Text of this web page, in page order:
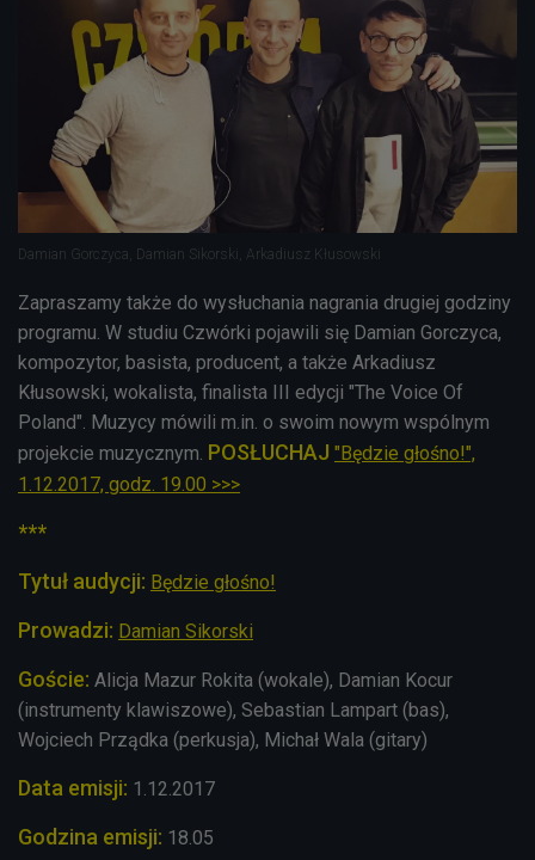
Damian Gorczyca, Damian Sikorski, Arkadiusz Kłusowski
Zapraszamy także do wysłuchania nagrania drugiej godziny
programu. W studiu Czwórki pojawili się Damian Gorczyca,
kompozytor, basista, producent, a także Arkadiusz
Kłusowski, wokalista, finalista III edycji "The Voice Of
Poland". Muzycy mówili m.in. o swoim nowym wspólnym
projekcie muzycznym. POSŁUCHAJ "Będzie głośno!",
1.12.2017, godz. 19.00 >>>
***
Tytuł audycji: Będzie głośno!
Prowadzi: Damian Sikorski
Goście: Alicja Mazur Rokita (wokale), Damian Kocur
(instrumenty klawiszowe), Sebastian Lampart (bas),
Wojciech Prządka (perkusja), Michał Wala (gitary)
Data emisji: 1.12.2017
Godzina emisji: 18.05